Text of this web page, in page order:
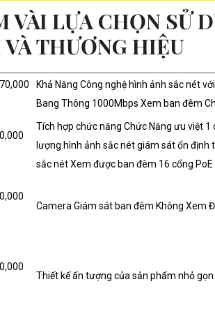
VÀI LỰA CHỌN SỬ
THƯƠNG HIỆU
Khả Năng Công nghệ hình ảnh sắc nét
Bang Thông 1000Mbps Xem ban đêm
Tích hợp chức năng Chức Năng ưu việt
lượng hình ảnh sắc nét giám sát ổn
sắc nét Xem được ban đêm 16 cổng
Camera Giám sát ban đêm Không Xem
Thiết kế ấn tượng của sản phẩm nhỏ